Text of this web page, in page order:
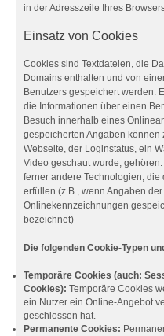
in der Adresszeile Ihres
Einsatz von Cookies
Cookies sind Textdateien, die
Domains enthalten und von
Benutzers gespeichert werden.
die Informationen über einen
Besuch innerhalb eines
gespeicherten Angaben
Webseite, der Loginstatus, ein
Video geschaut wurde,
ferner andere Technologien,
erfüllen (z.B., wenn Angaben
Onlinekennzeichnungen
bezeichnet)
Die folgenden Cookie-Typen
Temporäre Cookies (auch:
Cookies): Temporäre Cookies
ein Nutzer ein Online-Angebot
geschlossen hat.
Permanente Cookies: